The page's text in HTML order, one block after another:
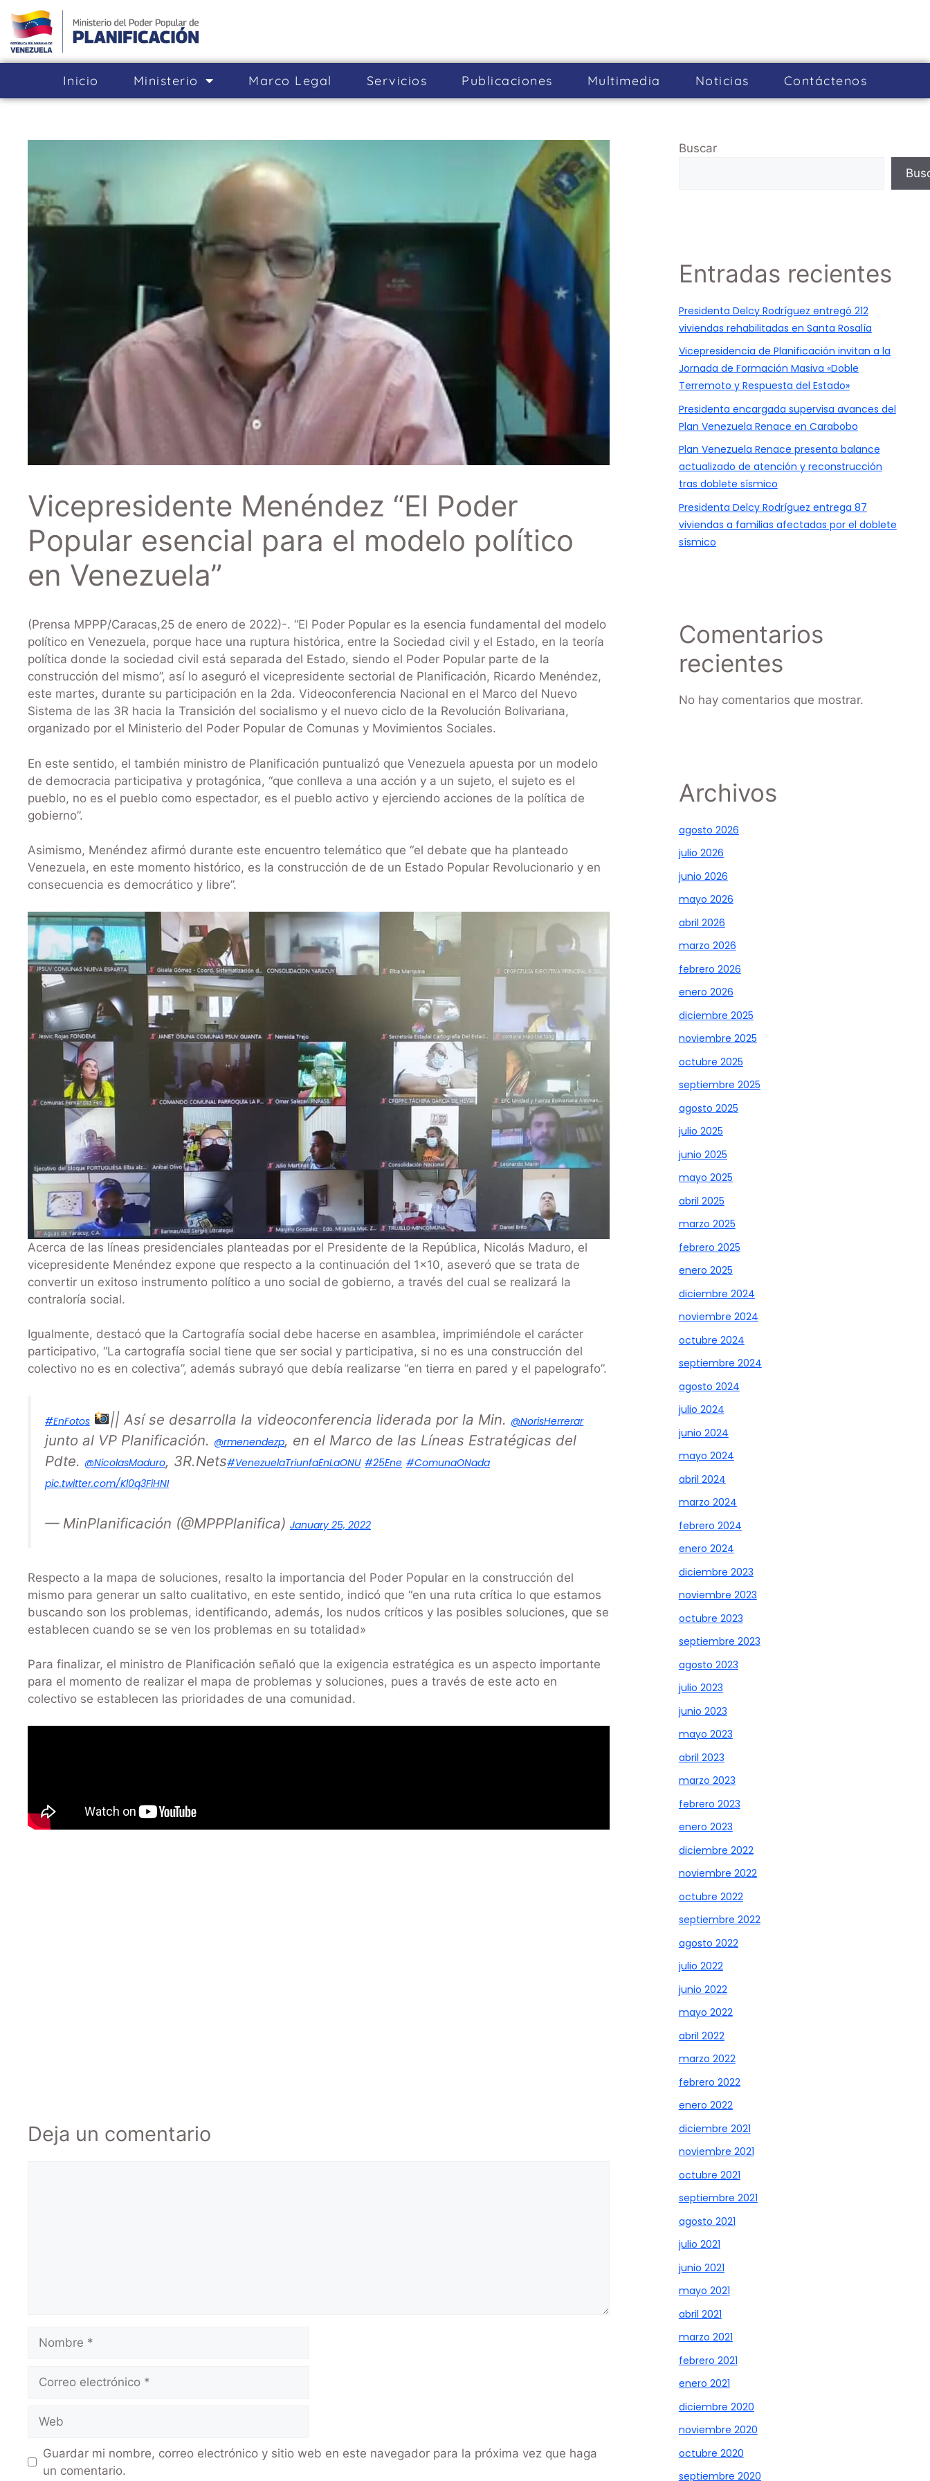
Inicio Ministerio Marco Legal Servicios Publicaciones Multimedia Noticias Cont­áctenos
Vicepresidente Menéndez “El Poder
Popular esencial para el modelo político
en Venezuela”
(Prensa MPPP/Caracas,25 de enero de 2022)-. “El Poder Popular es la esencia fundamental del modelo
político en Venezuela, porque hace una ruptura histórica, entre la Sociedad civil y el Estado, en la teoría
política donde la sociedad civil está separada del Estado, siendo el Poder Popular parte de la
construcción del mismo”, así lo aseguró el vicepresidente sectorial de Planificación, Ricardo Menéndez,
este martes, durante su participación en la 2da. Videoconferencia Nacional en el Marco del Nuevo
Sistema de las 3R hacia la Transición del socialismo y el nuevo ciclo de la Revolución Bolivariana,
organizado por el Ministerio del Poder Popular de Comunas y Movimientos Sociales.
En este sentido, el también ministro de Planificación puntualizó que Venezuela apuesta por un modelo
de democracia participativa y protagónica, “que conlleva a una acción y a un sujeto, el sujeto es el
pueblo, no es el pueblo como espectador, es el pueblo activo y ejerciendo acciones de la política de
gobierno”.
Asimismo, Menéndez afirmó durante este encuentro telemático que “el debate que ha planteado
Venezuela, en este momento histórico, es la construcción de de un Estado Popular Revolucionario y en
consecuencia es democrático y libre”.
Acerca de las líneas presidenciales planteadas por el Presidente de la República, Nicolás Maduro, el
vicepresidente Menéndez expone que respecto a la continuación del 1×10, aseveró que se trata de
convertir un exitoso instrumento político a uno social de gobierno, a través del cual se realizará la
contraloría social.
Igualmente, destacó que la Cartografía social debe hacerse en asamblea, imprimiéndole el carácter
participativo, “La cartografía social tiene que ser social y participativa, si no es una construcción del
colectivo no es en colectiva”, además subrayó que debía realizarse “en tierra en pared y el papelografo”.
#EnFotos || Así se desarrolla la videoconferencia liderada por la Min. @NorisHerrerar
junto al VP Planificación. @rmenendezp, en el Marco de las Líneas Estratégicas del
Pdte. @NicolasMaduro, 3R.Nets#VenezuelaTriunfaEnLaONU #25Ene #ComunaONada
pic.twitter.com/Kl0q3FiHNI
— MinPlanificación (@MPPPlanifica) January 25, 2022
Respecto a la mapa de soluciones, resalto la importancia del Poder Popular en la construcción del
mismo para generar un salto cualitativo, en este sentido, indicó que “en una ruta crítica lo que estamos
buscando son los problemas, identificando, además, los nudos críticos y las posibles soluciones, que se
establecen cuando se se ven los problemas en su totalidad»
Para finalizar, el ministro de Planificación señaló que la exigencia estratégica es un aspecto importante
para el momento de realizar el mapa de problemas y soluciones, pues a través de este acto en
colectivo se establecen las prioridades de una comunidad.
Deja un comentario
Guardar mi nombre, correo electrónico y sitio web en este navegador para la próxima vez que haga
un comentario.
Buscar
Entradas recientes
Presidenta Delcy Rodríguez entregó 212
viviendas rehabilitadas en Santa Rosalía
Vicepresidencia de Planificación invitan a la
Jornada de Formación Masiva «Doble
Terremoto y Respuesta del Estado»
Presidenta encargada supervisa avances del
Plan Venezuela Renace en Carabobo
Plan Venezuela Renace presenta balance
actualizado de atención y reconstrucción
tras doblete sísmico
Presidenta Delcy Rodríguez entrega 87
viviendas a familias afectadas por el doblete
sísmico
Comentarios
recientes
No hay comentarios que mostrar.
Archivos
agosto 2026
julio 2026
junio 2026
mayo 2026
abril 2026
marzo 2026
febrero 2026
enero 2026
diciembre 2025
noviembre 2025
octubre 2025
septiembre 2025
agosto 2025
julio 2025
junio 2025
mayo 2025
abril 2025
marzo 2025
febrero 2025
enero 2025
diciembre 2024
noviembre 2024
octubre 2024
septiembre 2024
agosto 2024
julio 2024
junio 2024
mayo 2024
abril 2024
marzo 2024
febrero 2024
enero 2024
diciembre 2023
noviembre 2023
octubre 2023
septiembre 2023
agosto 2023
julio 2023
junio 2023
mayo 2023
abril 2023
marzo 2023
febrero 2023
enero 2023
diciembre 2022
noviembre 2022
octubre 2022
septiembre 2022
agosto 2022
julio 2022
junio 2022
mayo 2022
abril 2022
marzo 2022
febrero 2022
enero 2022
diciembre 2021
noviembre 2021
octubre 2021
septiembre 2021
agosto 2021
julio 2021
junio 2021
mayo 2021
abril 2021
marzo 2021
febrero 2021
enero 2021
diciembre 2020
noviembre 2020
octubre 2020
septiembre 2020